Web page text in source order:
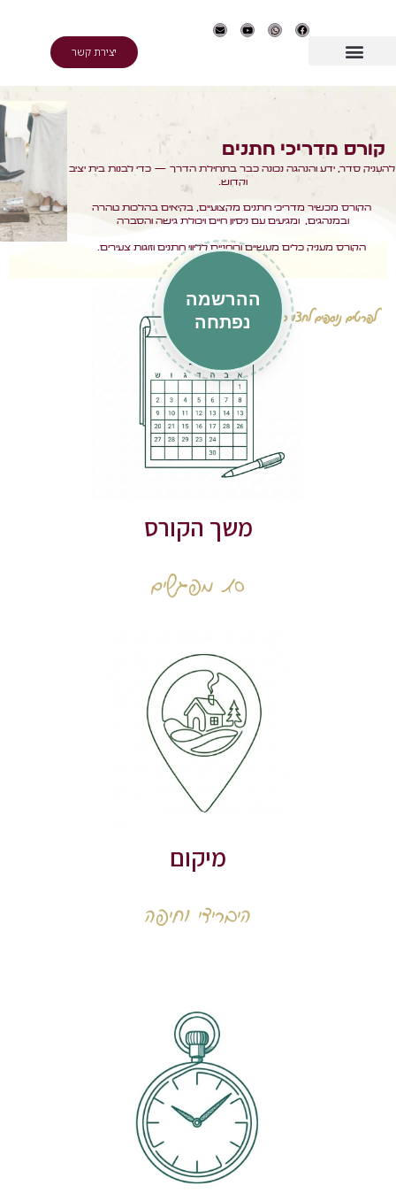
יצירת קשר
מדריכי חתנים
ידע והנהגה נכונה כבר בתחילת הדרך — כדי לבנות בית יציב
מכשיר מדריכי חתנים מקצועיים, בקיאים בהלכות טהרה
ובמנהגים, ומגיעים עם ניסיון חיים ויכולת גישה והסברה
מעניק כלים מעשיים ורוחניים לליווי חתנים וזוגות צעירים.
ההרשמה
נפתחה
נוספים לחצו כאן
משך הקורס
מיקום
היברידי וחיפה